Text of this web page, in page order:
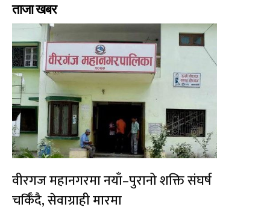
ताजा खबर
वीरगज महानगरमा नयाँ–पुरानो शक्ति संघर्ष
चर्किँदै, सेवाग्राही मारमा